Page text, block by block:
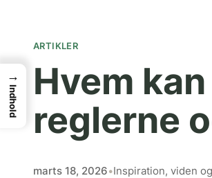
ARTIKLER
Hvem
reglerne
marts 18, 2026•Inspiration, viden
→
Indhold